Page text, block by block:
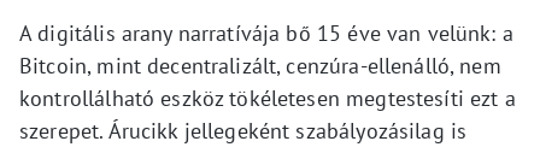
A digitális arany narratívája bő 15 éve van velünk: a
Bitcoin, mint decentralizált, cenzúra-ellenálló, nem
kontrollálható eszköz tökéletesen megtestesíti ezt a
szerepet. Árucikk jellegeként szabályozásilag is